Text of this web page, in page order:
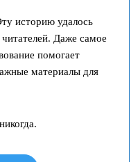
историю удалось
читателей. Даже самое
помогает
материалы для